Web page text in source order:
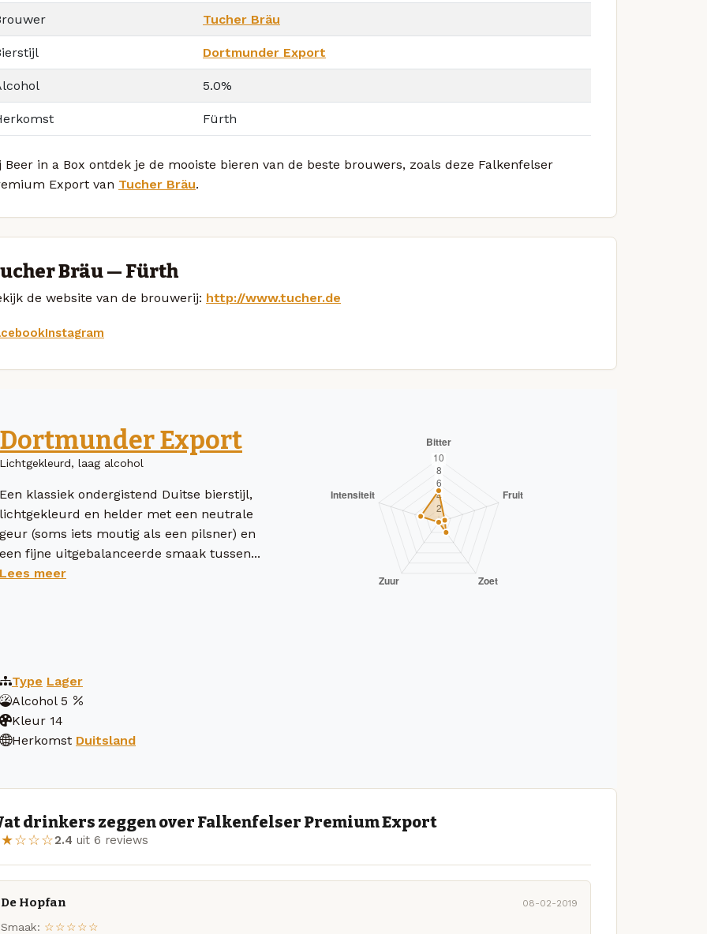
Tucher Bräu
Dortmunder Export
5.0%
Fürth
Beer in a Box ontdek je de mooiste bieren van de beste brouwers, zoals deze Falkenfelser
Export van Tucher Bräu.
Bräu — Fürth
de website van de brouwerij: http://www.tucher.de
Instagram
Dortmunder Export
Lichtgekleurd, laag alcohol
Een klassiek ondergistend Duitse bierstijl,
lichtgekleurd en helder met een neutrale
geur (soms iets moutig als een pilsner) en
een fijne uitgebalanceerde smaak tussen...
Lees meer
Type Lager
Alcohol 5
Kleur 14
Herkomst Duitsland
drinkers zeggen over Falkenfelser Premium Export
2.4 uit 6 reviews
De Hopfan 08-02-2019
Smaak: ☆☆☆☆☆